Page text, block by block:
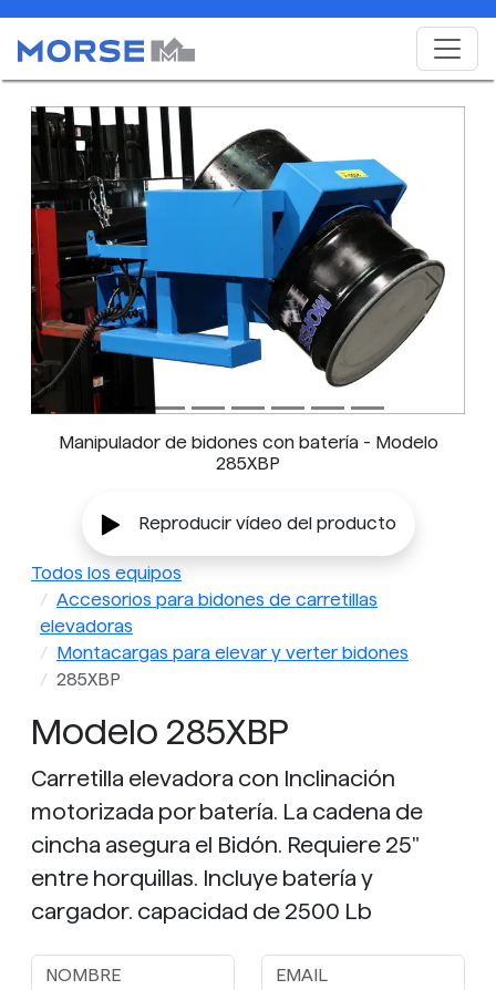
Manipulador de bidones con batería - Modelo
285XBP
Previous Next
Reproducir vídeo del producto
Todos los equipos
Accesorios para bidones de carretillas
elevadoras
Montacargas para elevar y verter bidones
285XBP
Modelo 285XBP
Carretilla elevadora con Inclinación
motorizada por batería. La cadena de
cincha asegura el Bidón. Requiere 25"
entre horquillas. Incluye batería y
cargador. capacidad de 2500 Lb